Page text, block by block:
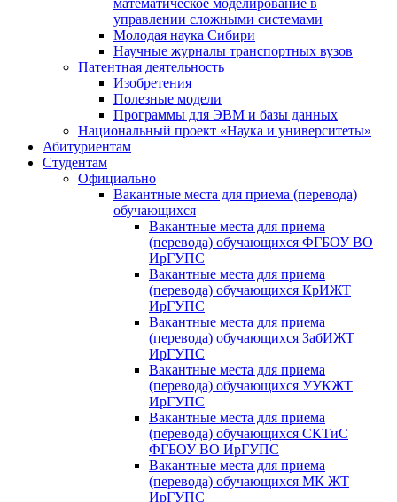
математическое моделирование в
управлении сложными системами
Молодая наука Сибири
Научные журналы транспортных вузов
Патентная деятельность
Изобретения
Полезные модели
Программы для ЭВМ и базы данных
Национальный проект «Наука и университеты»
Абитуриентам
Студентам
Официально
Вакантные места для приема (перевода)
обучающихся
Вакантные места для приема
(перевода) обучающихся ФГБОУ ВО
ИрГУПС
Вакантные места для приема
(перевода) обучающихся КрИЖТ
ИрГУПС
Вакантные места для приема
(перевода) обучающихся ЗабИЖТ
ИрГУПС
Вакантные места для приема
(перевода) обучающихся УУКЖТ
ИрГУПС
Вакантные места для приема
(перевода) обучающихся СКТиС
ФГБОУ ВО ИрГУПС
Вакантные места для приема
(перевода) обучающихся МК ЖТ
ИрГУПС